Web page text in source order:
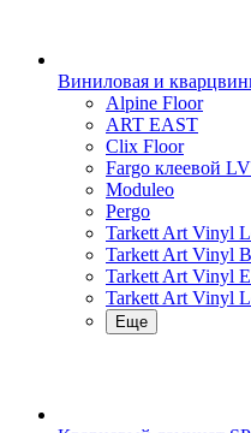
Виниловая и
Alpine Floor
ART EAST
Clix Floor
Fargo клеевой
Moduleo
Pergo
Tarkett Art Vinyl
Tarkett Art Vinyl
Tarkett Art Vinyl
Tarkett Art Vinyl
Еще